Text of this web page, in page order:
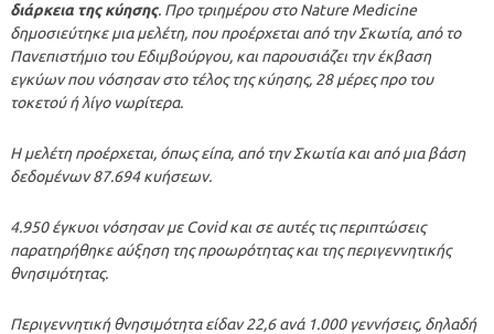
διάρκεια της κύησης. Προ τριημέρου στο Nature Medicine
δημοσιεύτηκε μια μελέτη, που προέρχεται από την Σκωτία, από το
Πανεπιστήμιο του Εδιμβούργου, και παρουσιάζει την έκβαση
εγκύων που νόσησαν στο τέλος της κύησης, 28 μέρες προ του
τοκετού ή λίγο νωρίτερα.
Η μελέτη προέρχεται, όπως είπα, από την Σκωτία και από μια βάση
δεδομένων 87.694 κυήσεων.
4.950 έγκυοι νόσησαν με Covid και σε αυτές τις περιπτώσεις
παρατηρήθηκε αύξηση της προωρότητας και της περιγεννητικής
θνησιμότητας.
Περιγεννητική θνησιμότητα είδαν 22,6 ανά 1.000 γεννήσεις, δηλαδή